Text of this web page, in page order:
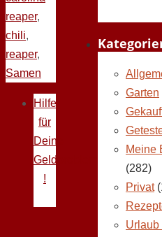
reaper,
chili,
reaper,
Samen
Hilfe
für
Deine
Geldprobleme
!
Garten
Meine
(282)
Privat
Urlaub